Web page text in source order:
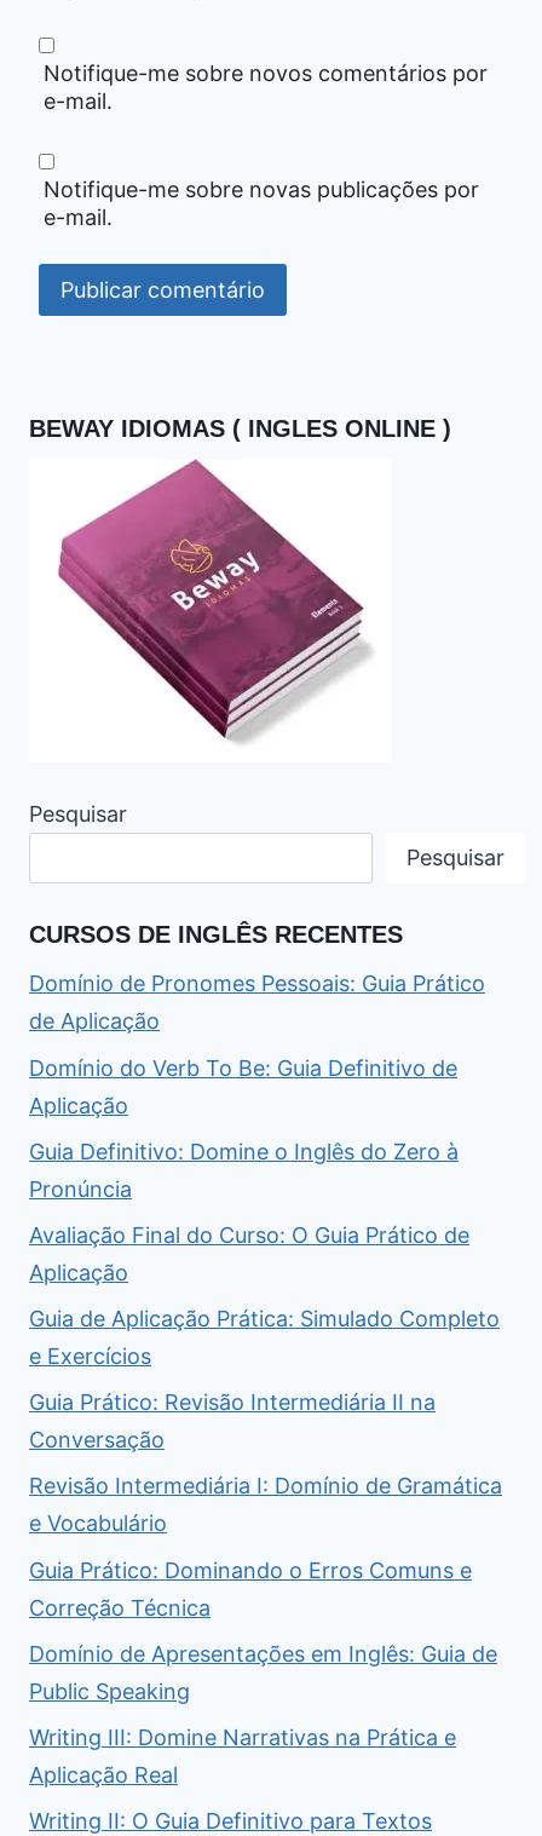
Notifique-me sobre novos comentários por
e-mail.
Notifique-me sobre novas publicações por
e-mail.
BEWAY IDIOMAS ( INGLES ONLINE )
Pesquisar
Pesquisar
CURSOS DE INGLÊS RECENTES
Domínio de Pronomes Pessoais: Guia Prático
de Aplicação
Domínio do Verb To Be: Guia Definitivo de
Aplicação
Guia Definitivo: Domine o Inglês do Zero à
Pronúncia
Avaliação Final do Curso: O Guia Prático de
Aplicação
Guia de Aplicação Prática: Simulado Completo
e Exercícios
Guia Prático: Revisão Intermediária II na
Conversação
Revisão Intermediária I: Domínio de Gramática
e Vocabulário
Guia Prático: Dominando o Erros Comuns e
Correção Técnica
Domínio de Apresentações em Inglês: Guia de
Public Speaking
Writing III: Domine Narrativas na Prática e
Aplicação Real
Writing II: O Guia Definitivo para Textos